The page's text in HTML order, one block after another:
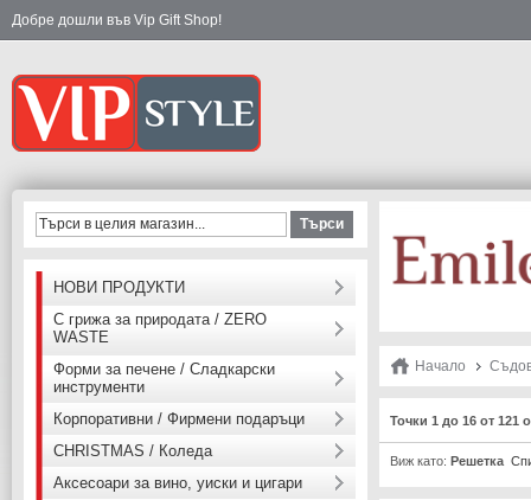
Добре дошли във Vip Gift Shop!
Начало
Точки 1 до 16 от 121
Виж като: Решетка
Търси
НОВИ ПРОДУКТИ
С грижа за природата / ZERO
WASTE
Форми за печене / Сладкарски
инструменти
Корпоративни / Фирмени подаръци
CHRISTMAS / Коледа
Аксесоари за вино, уиски и цигари